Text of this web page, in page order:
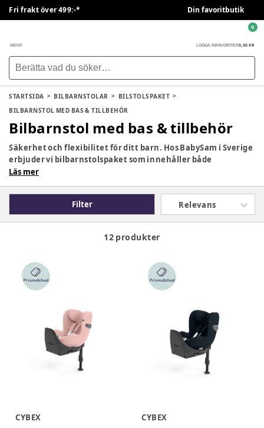
Fri frakt över 499:-* Din favoritbutik
MENY LOGGA IN FAVORITER0,00 KR
0
STARTSIDA BILBARNSTOLAR
BILSTOLSPAKET
BILBARNSTOL MED BAS & TILLBEHÖR
Bilbarnstol med bas & tillbehör
Säkerhet och flexibilitet för ditt barn. Hos BabySam i Sverige
erbjuder vi bilbarnstolspaket som innehåller både
bilbarnstol och bas från välkända märken som Britax Römer,
installation som underlättar vardagen och ger ditt barn
bästa möjliga skydd i bilen.
Läs mer
Filter Relevans
12 produkter
CYBEX
CYBEX